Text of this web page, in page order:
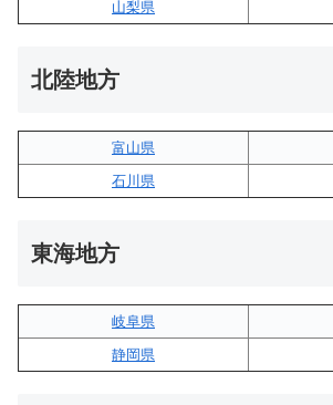
山梨県
北陸地方
富山県
石川県
東海地方
岐阜県
静岡県